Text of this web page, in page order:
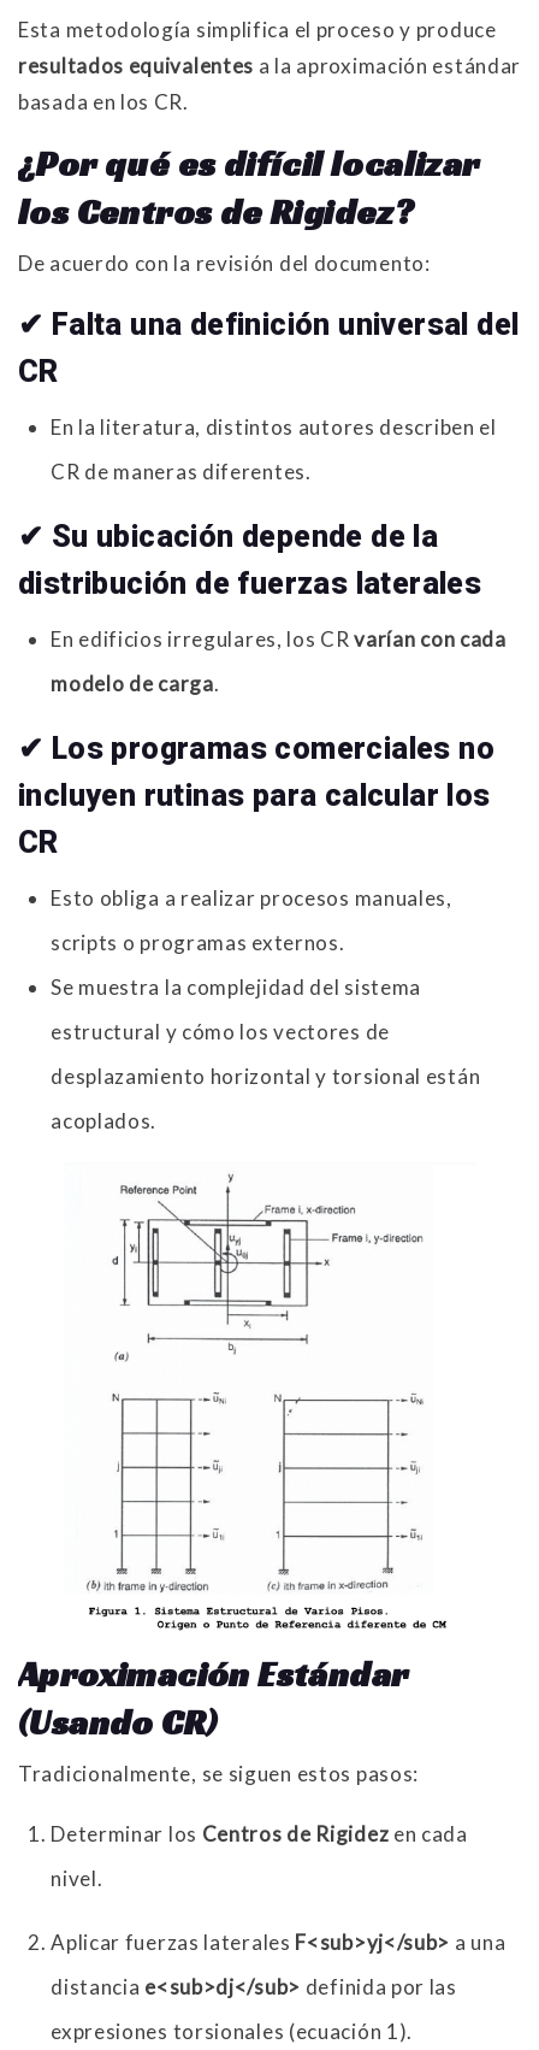
Esta metodología simplifica el proceso y produce
resultados equivalentes a la aproximación estándar
basada en los CR.
¿Por qué es difícil localizar
los Centros de Rigidez?
De acuerdo con la revisión del documento:
✔ Falta una definición universal del
CR
En la literatura, distintos autores describen el
CR de maneras diferentes.
✔ Su ubicación depende de la
distribución de fuerzas laterales
En edificios irregulares, los CRvarían con cada
modelo de carga.
✔ Los programas comerciales no
incluyen rutinas para calcular los
CR
Esto obliga a realizar procesos manuales,
scripts o programas externos.
Se muestra la complejidad del sistema
estructural y cómo los vectores de
desplazamiento horizontal y torsional están
acoplados.
Aproximación Estándar
(Usando CR)
Tradicionalmente, se siguen estos pasos:
Determinar los Centros de Rigidez en cada
nivel.
Aplicar fuerzas laterales F<sub>yj</sub> a una
distancia e<sub>dj</sub> definida por las
expresiones torsionales (ecuación 1).